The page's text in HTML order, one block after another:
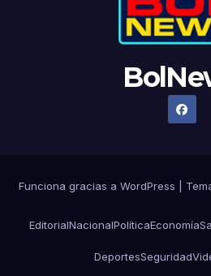
Funciona gracias a WordPress
EditorialNacionalPolíticaEconomía
DeportesSeguridad